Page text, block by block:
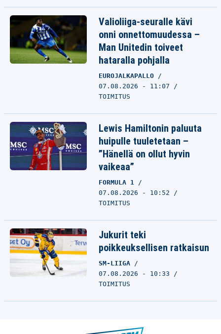
Valioliiga-seuralle kävi
onni onnettomuudessa –
Man Unitedin toiveet
hataralla pohjalla
EUROJALKAPALLO
07.08.2026 - 11:07
TOIMITUS
Lewis Hamiltonin paluuta
huipulle tuuletetaan –
”Hänellä on ollut hyvin
vaikeaa”
FORMULA 1
07.08.2026 - 10:52
TOIMITUS
Jukurit teki
poikkeuksellisen ratkaisun
SM-LIIGA
07.08.2026 - 10:33
TOIMITUS